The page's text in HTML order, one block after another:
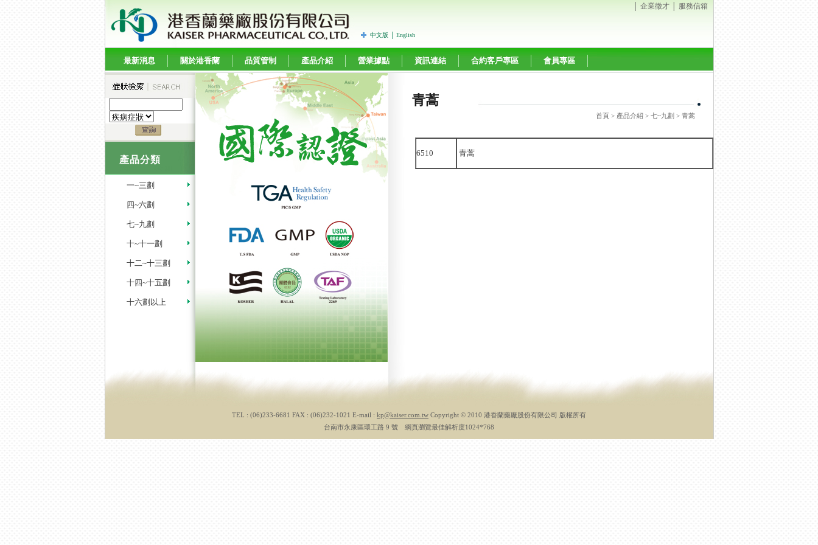
企業徵才│ 服務信箱
中文版 English
最新消息 關於港香蘭 品質管制 產品介紹 營業據點 資訊連結 合約客戶專區 會員專區
產品分類
一~三劃
四~六劃
七~九劃
十~十一劃
十二~十三劃
十四~十五劃
十六劃以上
青蒿
首頁> 產品介紹> 七~九劃 > 青蒿
6510 青蒿
TEL : (06)233-6681 FAX : (06)232-1021 E-mail : kp@kaiser.com.tw Copyright © 2010 港香蘭藥廠股份有限公司 版權所有
台南市永康區環工路 9 號 網頁瀏覽最佳解析度1024*768